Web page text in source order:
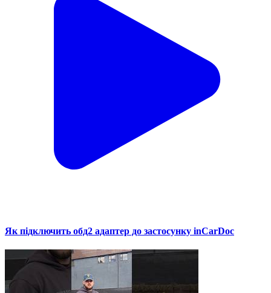
Як підключить обд2 адаптер до застосунку inCarDoc